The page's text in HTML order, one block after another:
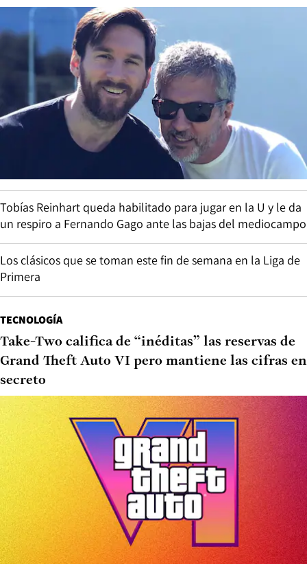
Tobías Reinhart queda habilitado para jugar en la U y le da
un respiro a Fernando Gago ante las bajas del mediocampo
Los clásicos que se toman este fin de semana en la Liga de
Primera
TECNOLOGÍA
Take-Two califica de “inéditas” las reservas de
Grand Theft Auto VI pero mantiene las cifras en
secreto